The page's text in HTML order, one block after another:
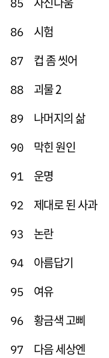
85
86 시험
87 컵 좀 씻어
88 괴물 2
89 나머지의 삶
90 막힌 원인
91 운명
92 제대로 된 사과
93 논란
94 아름답기
95 여유
96 황금색 고삐
97 다음 세상엔